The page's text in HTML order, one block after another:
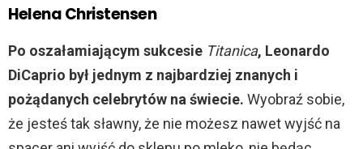
Helena Christensen
Po oszałamiającym sukcesie Titanica, Leonardo
DiCaprio był jednym z najbardziej znanych i
pożądanych celebrytów na świecie. Wyobraź sobie,
że jesteś tak sławny, że nie możesz nawet wyjść na